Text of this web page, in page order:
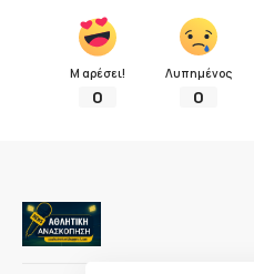
Μ αρέσει!
0
Λυπημένος
0